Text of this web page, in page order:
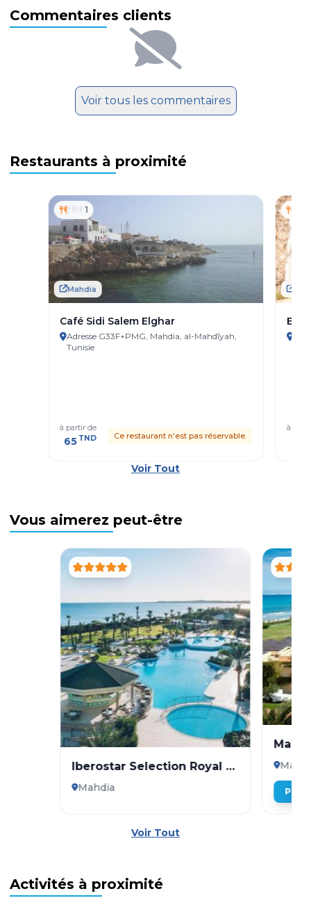
Commentaires clients
Voir tous les commentaires
Restaurants à proximité
1
Mahdia
Café Sidi Salem Elghar
Adresse G33F+PMG, Mahdia, al-Mahdīyah,
Tunisie
à partir de
65 TND Ce restaurant n'est pas réservable.
El
à
Voir Tout
Vous aimerez peut-être
Iberostar Selection Royal El
Mansour
Mahdia Plus
Voir Tout
Activités à proximité